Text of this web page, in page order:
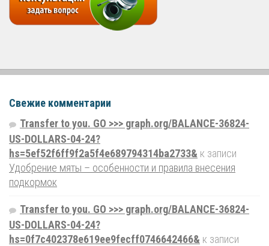
Свежие комментарии
Transfer to you. GO >>> graph.org/BALANCE-36824-
US-DOLLARS-04-24?
hs=5ef52f6ff9f2a5f4e689794314ba2733& к записи
Удобрение мяты – особенности и правила внесения
подкормок
Transfer to you. GO >>> graph.org/BALANCE-36824-
US-DOLLARS-04-24?
hs=0f7c402378e619ee9fecff0746642466& к записи